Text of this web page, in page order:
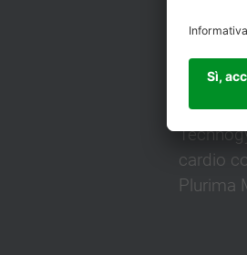
La
cardio
Plurima